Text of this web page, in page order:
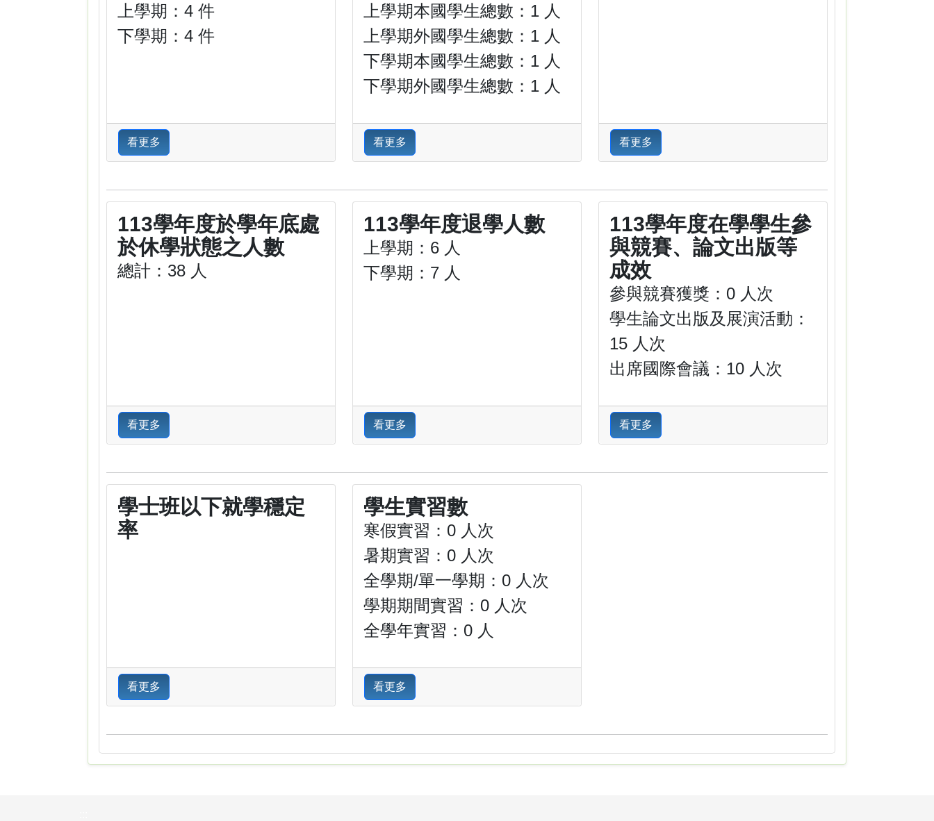
上學期：4 件
下學期：4 件
看更多
上學期本國學生總數：1 人
上學期外國學生總數：1 人
下學期本國學生總數：1 人
下學期外國學生總數：1 人
看更多 看更多
113學年度於學年底處
於休學狀態之人數
總計：38 人
看更多
113學年度退學人數
上學期：6 人
下學期：7 人
看更多
113學年度在學學生參
與競賽、論文出版等
成效
參與競賽獲獎：0 人次
學生論文出版及展演活動：
15 人次
出席國際會議：10 人次
看更多
學士班以下就學穩定
率
看更多
學生實習數
寒假實習：0 人次
暑期實習：0 人次
全學期/單一學期：0 人次
學期期間實習：0 人次
全學年實習：0 人
看更多